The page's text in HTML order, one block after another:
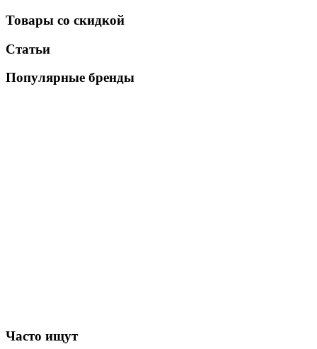
Товары со скидкой
Статьи
Популярные бренды
Часто ищут